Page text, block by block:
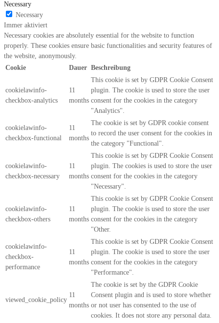
Necessary
Necessary
Immer aktiviert
Necessary cookies are absolutely essential for the website to function
properly. These cookies ensure basic functionalities and security features of
the website, anonymously.
Cookie
Dauer Beschreibung
cookielawinfo-
checkbox-analytics
11
months
This cookie is set by GDPR Cookie Consent
plugin. The cookie is used to store the user
consent for the cookies in the category
"Analytics".
cookielawinfo-
checkbox-functional
11
months
The cookie is set by GDPR cookie consent
to record the user consent for the cookies in
the category "Functional".
cookielawinfo-
checkbox-necessary
11
months
This cookie is set by GDPR Cookie Consent
plugin. The cookies is used to store the user
consent for the cookies in the category
"Necessary".
cookielawinfo-
checkbox-others
11
months
This cookie is set by GDPR Cookie Consent
plugin. The cookie is used to store the user
consent for the cookies in the category
"Other.
cookielawinfo-
checkbox-
performance
11
months
This cookie is set by GDPR Cookie Consent
plugin. The cookie is used to store the user
consent for the cookies in the category
"Performance".
viewed_cookie_policy
11
months
The cookie is set by the GDPR Cookie
Consent plugin and is used to store whether
or not user has consented to the use of
cookies. It does not store any personal data.